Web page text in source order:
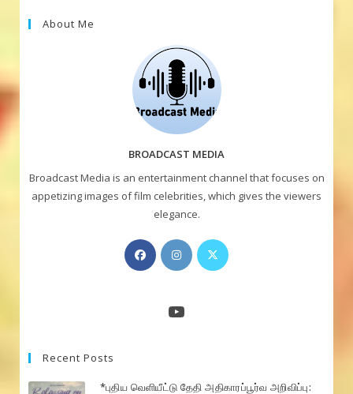
About Me
BROADCAST MEDIA
Broadcast Media is an entertainment channel that focuses on
appetizing images of film celebrities, which gives the viewers
elegance.
Opens
in
new
Opens
in
Opens
YouTube
Recent Posts
*புதிய வெளியீட்டு தேதி அதிகாரப்பூர்வ அறிவிப்பு: